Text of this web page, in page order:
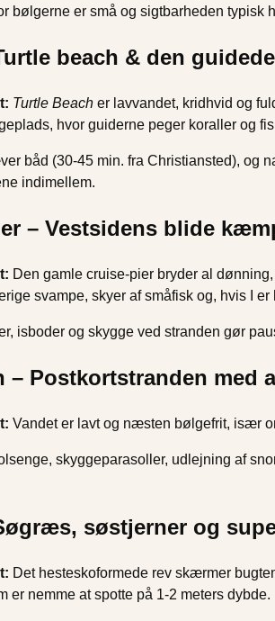
bølgerne er små og sigtbarheden typisk
beach & den
Turtle Beach er lavvandet, kridhvid og
hvor guiderne peger koraller og
båd (30-45 min. fra Christiansted), og
indimellem.
– Vestsidens blide
Den gamle cruise-pier bryder al
svampe, skyer af småfisk og, hvis I
isboder og skygge ved stranden gør
– Postkortstranden med
Vandet er lavt og næsten bølgefrit, især
skyggeparasoller, udlejning af
søstjerner og
Det hesteskoformede rev skærmer
er nemme at spotte på 1-2 meters dybde.